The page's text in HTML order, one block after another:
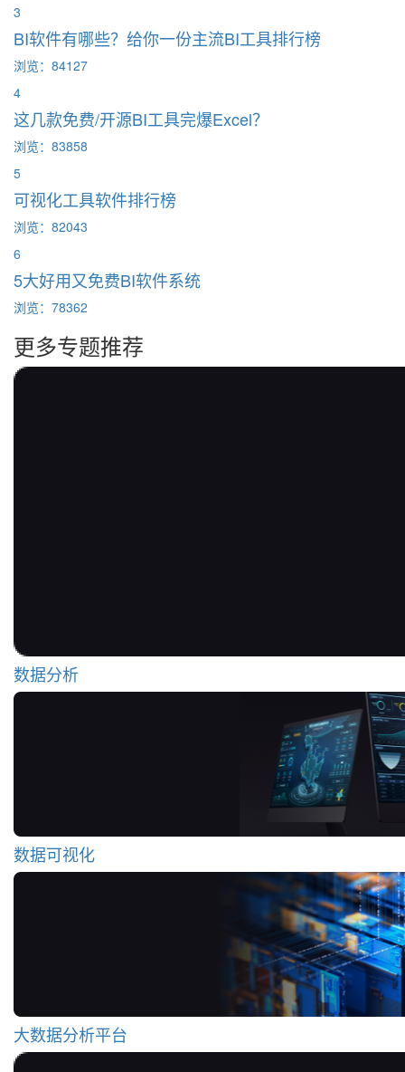
3
BI软件有哪些？给你一份主流BI工具排行榜
浏览：84127
4
这几款免费/开源BI工具完爆Excel？
浏览：83858
5
可视化工具软件排行榜
浏览：82043
6
5大好用又免费BI软件系统
浏览：78362
更多专题推荐
数据分析
数据可视化
大数据分析平台